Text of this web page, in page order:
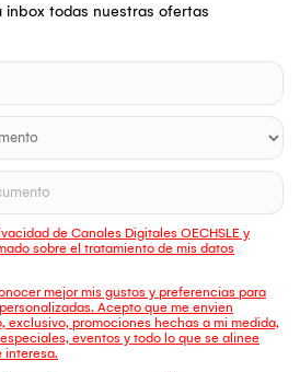
todas nuestras ofertas
de Canales Digitales OECHSLE y
sobre el tratamiento de mis datos
mejor mis gustos y preferencias para
Acepto que me envien
exclusivo, promociones hechas a mi medida,
eventos y todo lo que se alinee
interesa.